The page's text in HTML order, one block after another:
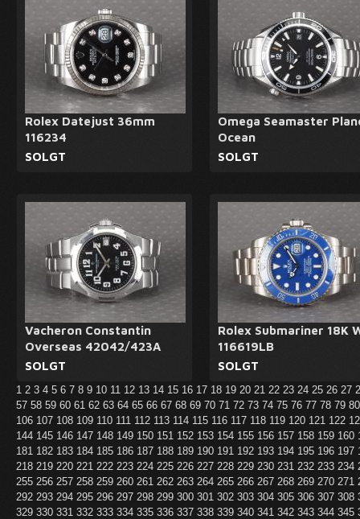
Rolex Datejust 36mm
116234
SOLGT
Omega Seamaster
Ocean
SOLGT
Vacheron Constantin
Overseas 42042/423A
SOLGT
Rolex Submariner 18K
116619LB
SOLGT
1 2 3 4 5 6 7 8 9 10 11 12 13 14 15 16 17 18 19 20 21 22 23 24 25 26 27
57 58 59 60 61 62 63 64 65 66 67 68 69 70 71 72 73 74 75 76 77 78 79
106 107 108 109 110 111 112 113 114 115 116 117 118 119 120 121 122
144 145 146 147 148 149 150 151 152 153 154 155 156 157 158 159 160
181 182 183 184 185 186 187 188 189 190 191 192 193 194 195 196 197
218 219 220 221 222 223 224 225 226 227 228 229 230 231 232 233 234
255 256 257 258 259 260 261 262 263 264 265 266 267 268 269 270 271
292 293 294 295 296 297 298 299 300 301 302 303 304 305 306 307 308
329 330 331 332 333 334 335 336 337 338 339 340 341 342 343 344 345